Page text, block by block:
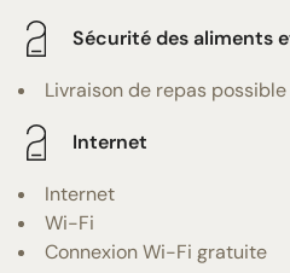
Sécurité des aliments
Livraison de repas
Internet
Internet
Wi-Fi
Connexion Wi-Fi gratuite